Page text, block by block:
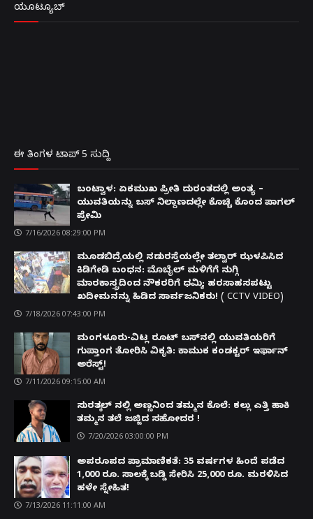
ಯೂಟ್ಯೂಬ್
ಈ ತಿಂಗಳ ಟಾಪ್ 5 ಸುದ್ದಿ
ಬಂಟ್ವಾಳ: ಏಕಮುಖ ಪ್ರೀತಿ ದುರಂತದಲ್ಲಿ ಅಂತ್ಯ –
ಯುವತಿಯನ್ನು ಬಸ್ ನಿಲ್ದಾಣದಲ್ಲೇ ಕೊಚ್ಚಿ ಕೊಂದ ಪಾಗಲ್
ಪ್ರೇಮಿ
7/16/2026 08:29:00 PM
ಮೂಡಬಿದ್ರೆಯಲ್ಲಿ ನಡುರಸ್ತೆಯಲ್ಲೇ ತಲ್ವಾರ್ ಝಳಪಿಸಿದ
ಕಿಡಿಗೇಡಿ ಬಂಧನ: ಮೊಬೈಲ್ ಮಳಿಗೆಗೆ ನುಗ್ಗಿ
ಮಾರಕಾಸ್ತ್ರದಿಂದ ನೌಕರರಿಗೆ ಧಮ್ಕಿ; ಹರಸಾಹಸಪಟ್ಟು
ಖದೀಮನನ್ನು ಹಿಡಿದ ಸಾರ್ವಜನಿಕರು! ( CCTV VIDEO)
7/18/2026 07:43:00 PM
ಮಂಗಳೂರು-ವಿಟ್ಲ ರೂಟ್ ಬಸ್‌ನಲ್ಲಿ ಯುವತಿಯರಿಗೆ
ಗುಪ್ತಾಂಗ ತೋರಿಸಿ ವಿಕೃತಿ: ಕಾಮುಕ ಕಂಡಕ್ಟರ್ ಇರ್ಫಾನ್
ಅರೆಸ್ಟ್!
7/11/2026 09:15:00 AM
ಸುರತ್ಕಲ್ ನಲ್ಲಿ ಅಣ್ಣನಿಂದ ತಮ್ಮನ ಕೊಲೆ: ಕಲ್ಲು ಎತ್ತಿ ಹಾಕಿ
ತಮ್ಮನ ತಲೆ ಜಜ್ಜಿದ ಸಹೋದರ !
7/20/2026 03:00:00 PM
ಅಪರೂಪದ ಪ್ರಾಮಾಣಿಕತೆ: 35 ವರ್ಷಗಳ ಹಿಂದೆ ಪಡೆದ
1,000 ರೂ. ಸಾಲಕ್ಕೆ ಬಡ್ಡಿ ಸೇರಿಸಿ 25,000 ರೂ. ಮರಳಿಸಿದ
ಹಳೇ ಸ್ನೇಹಿತ!
7/13/2026 11:11:00 AM